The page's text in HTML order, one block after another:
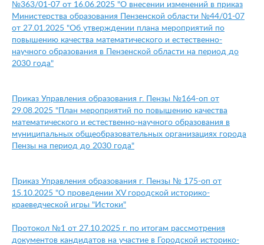
№363/01-07 от 16.06.2025 "О внесении изменений в приказ
Министерства образования Пензенской области №44/01-07
от 27.01.2025 "Об утверждении плана мероприятий по
повышению качества математического и естественно-
научного образования в Пензенской области на период до
2030 года"
Приказ Управления образования г. Пензы №164-оп от
29.08.2025 "План мероприятий по повышению качества
математического и естественно-научного образования в
муниципальных общеобразовательных организациях города
Пензы на период до 2030 года"
Приказ Управления образования г. Пензы № 175-оп от
15.10.2025 "О проведении XV городской историко-
краеведческой игры "Истоки"
Протокол №1 от 27.10.2025 г. по итогам рассмотрения
документов кандидатов на участие в Городской историко-